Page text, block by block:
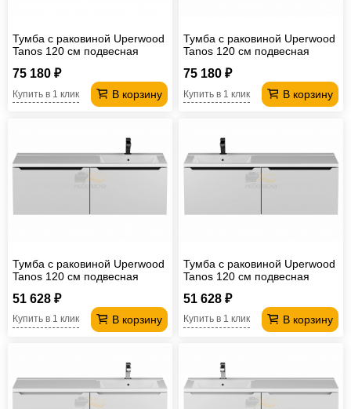
Тумба с раковиной Uperwood
Tanos 120 см подвесная
75 180 ₽
В корзину
Купить в 1 клик
Тумба с раковиной Uperwood
Tanos 120 см подвесная
75 180 ₽
В корзину
Купить в 1 клик
Тумба с раковиной Uperwood
Tanos 120 см подвесная
51 628 ₽
В корзину
Купить в 1 клик
Тумба с раковиной Uperwood
Tanos 120 см подвесная
51 628 ₽
В корзину
Купить в 1 клик